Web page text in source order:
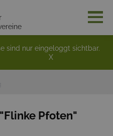
sind nur eingeloggt sichtbar.
X
Pfoten"